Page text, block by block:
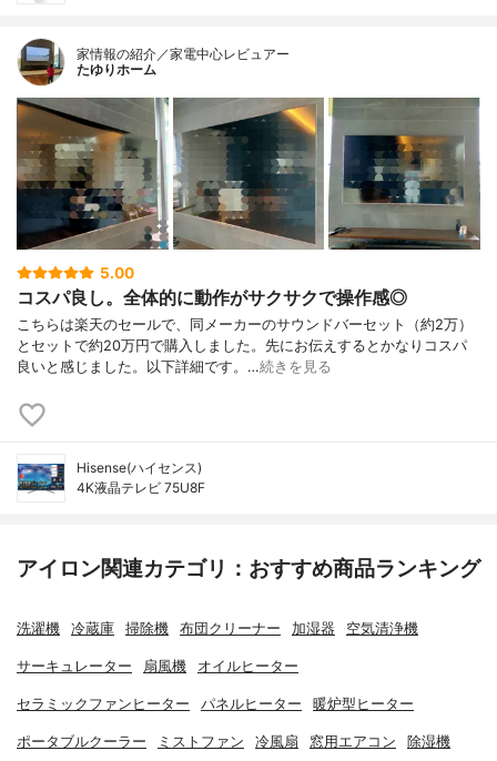
家情報の紹介／家電中心レビュアー
たゆりホーム
5.00
コスパ良し。全体的に動作がサクサクで操作感◎
こちらは楽天のセールで、同メーカーのサウンドバーセット（約2万）
とセットで約20万円で購入しました。先にお伝えするとかなりコスパ
良いと感じました。以下詳細です。…続きを見る
Hisense(ハイセンス)
4K液晶テレビ 75U8F
アイロン関連カテゴリ：おすすめ商品ランキング
洗濯機 冷蔵庫 掃除機 布団クリーナー 加湿器 空気清浄機
サーキュレーター 扇風機 オイルヒーター
セラミックファンヒーター パネルヒーター 暖炉型ヒーター
ポータブルクーラー ミストファン 冷風扇 窓用エアコン 除湿機